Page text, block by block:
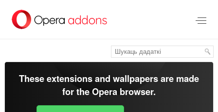
асноўнага
These extensions and wallpapers are made
for theOpera browser.